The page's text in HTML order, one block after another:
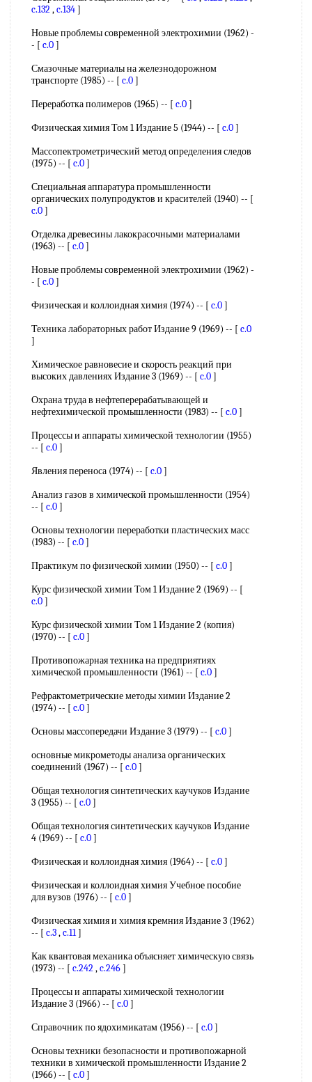
c.132,c.134]
Новые проблемы современной электрохимии (1962) -
- [ c.0]
Смазочные материалы на железнодорожном
транспорте (1985) -- [ c.0]
Переработка полимеров (1965) -- [ c.0]
Физическая химия Том 1 Издание 5 (1944) -- [ c.0]
Массопектрометрический метод определения следов
(1975) -- [ c.0]
Специальная аппаратура промышленности
органических полупродуктов и красителей (1940) -- [
c.0]
Отделка древесины лакокрасочными материалами
(1963) -- [ c.0]
Новые проблемы современной электрохимии (1962) -
- [ c.0]
Физическая и коллоидная химия (1974) -- [ c.0]
Техника лабораторных работ Издание 9 (1969) -- [ c.0
]
Химическое равновесие и скорость реакций при
высоких давлениях Издание 3 (1969) -- [ c.0]
Охрана труда в нефтеперерабатывающей и
нефтехимической промышленности (1983) -- [ c.0]
Процессы и аппараты химической технологии (1955)
-- [ c.0]
Явления переноса (1974) -- [ c.0]
Анализ газов в химической промышленности (1954)
-- [ c.0]
Основы технологии переработки пластических масс
(1983) -- [ c.0]
Практикум по физической химии (1950) -- [ c.0]
Курс физической химии Том 1 Издание 2 (1969) -- [
c.0]
Курс физической химии Том 1 Издание 2 (копия)
(1970) -- [ c.0]
Противопожарная техника на предприятиях
химической промышленности (1961) -- [ c.0]
Рефрактометрические методы химии Издание 2
(1974) -- [ c.0]
Основы массопередачи Издание 3 (1979) -- [ c.0]
основные микрометоды анализа органических
соединений (1967) -- [ c.0]
Общая технология синтетических каучуков Издание
3 (1955) -- [ c.0]
Общая технология синтетических каучуков Издание
4 (1969) -- [ c.0]
Физическая и коллоидная химия (1964) -- [ c.0]
Физическая и коллоидная химия Учебное пособие
для вузов (1976) -- [ c.0]
Физическая химия и химия кремния Издание 3 (1962)
-- [ c.3,c.11]
Как квантовая механика объясняет химическую связь
(1973) -- [ c.242,c.246]
Процессы и аппараты химической технологии
Издание 3 (1966) -- [ c.0]
Справочник по ядохимикатам (1956) -- [ c.0]
Основы техники безопасности и противопожарной
техники в химической промышленности Издание 2
(1966) -- [ c.0]